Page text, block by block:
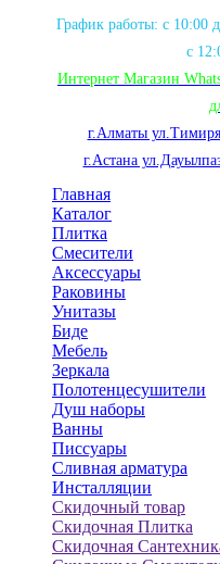
График работы: с 10:00
с
Интернет Магазин
г.Алматы
г.Астана
Главная
Каталог
Плитка
Смесители
Аксессуары
Раковины
Унитазы
Биде
Мебель
Зеркала
Полотенцесушители
Душ наборы
Ванны
Писсуары
Сливная арматура
Инсталляции
Скидочный товар
Скидочная Плитка
Скидочная